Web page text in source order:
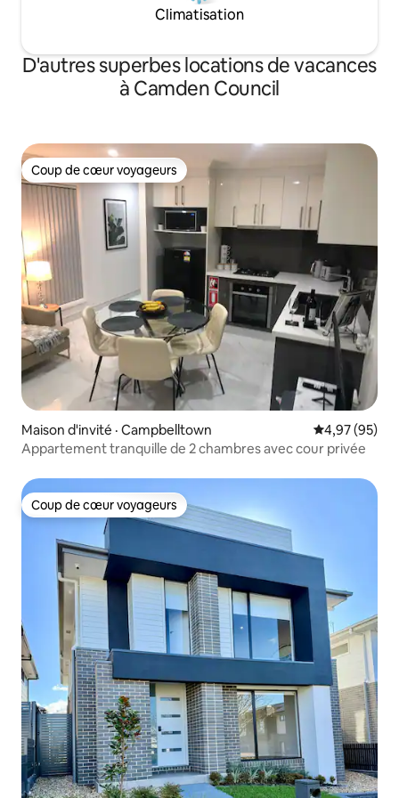
Climatisation
D'autres superbes locations de vacances
à Camden Council
Coup de cœur voyageurs
Coup de cœur voyageurs
Maison d'invité · Campbelltown Note
4,97 (95)
Appartement tranquille de 2 chambres avec cour privée
Coup de cœur voyageurs
Coup de cœur voyageurs